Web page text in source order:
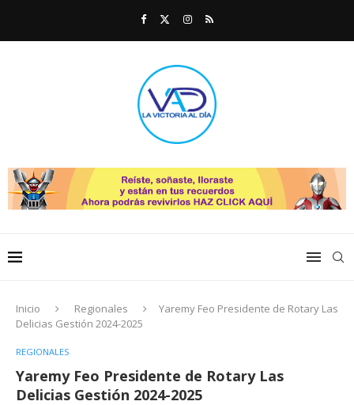
Inicio Regionales
Yaremy Feo Presidente de Rotary Las
Delicias Gestión 2024-2025
REGIONALES
Yaremy Feo Presidente de Rotary Las
Delicias Gestión 2024-2025